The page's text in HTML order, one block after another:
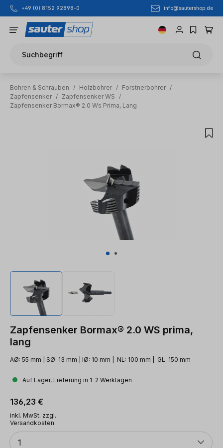
Zum Hauptinhalt springen
+49 (0) 8152 92898-0 info@sautershop.de
Suchbegriff
Bohren & Schrauben / Holzbohrer / Forstnerbohrer /
Zapfensenker / Zapfensenker WS
/
Zapfensenker Bormax® 2.0 Ws Prima, Lang
Zapfensenker Bormax® 2.0 WS prima,
lang
AØ: 55 mm | SØ: 13 mm | IØ: 10 mm | NL: 100 mm | GL: 150 mm
Auf Lager, Lieferung in 1-2 Werktagen
Regulärer Preis:
136,23 €
inkl. MwSt. zzgl.
Versandkosten
Anzahl
1